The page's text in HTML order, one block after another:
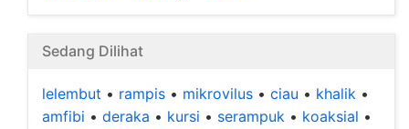
Sedang Dilihat
lelembut • rampis • mikrovilus • ciau • khalik •
amfibi • deraka • kursi • serampuk • koaksial •